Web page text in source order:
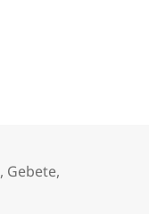
, Gebete,